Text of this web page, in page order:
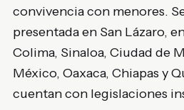
convivencia con menores.
presentada en San Lázaro,
Colima, Sinaloa, Ciudad de
México, Oaxaca, Chiapas y
cuentan con legislaciones